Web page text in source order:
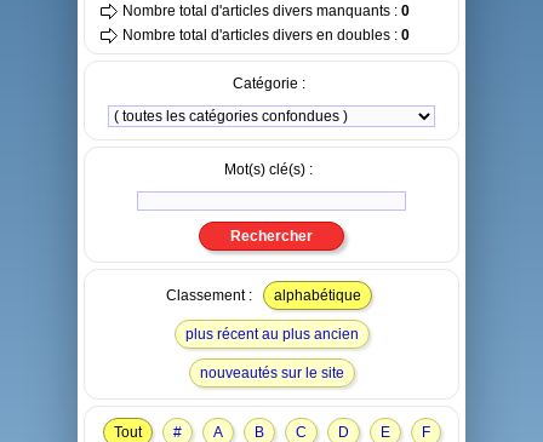
Nombre total d'articles divers manquants : 0
Nombre total d'articles divers en doubles : 0
Catégorie :
Mot(s) clé(s) :
Classement : alphabétique
plus récent au plus ancien
nouveautés sur le site
Tout # A B C D E F